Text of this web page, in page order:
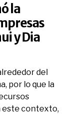
la
y Dia
del
por lo que la
este contexto,